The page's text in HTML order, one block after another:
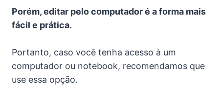
Porém, editar pelo computador é a forma mais
fácil e prática.
Portanto, caso você tenha acesso à um
computador ou notebook, recomendamos que
use essa opção.